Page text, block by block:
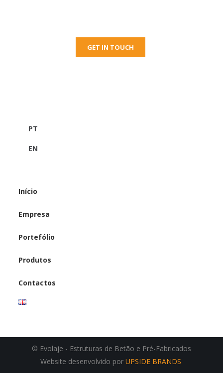
GET IN TOUCH
PT
EN
Início
Empresa
Portefólio
Produtos
Contactos
© Evolaje - Estruturas de Betão e Pré-Fabricados
Website desenvolvido por UPSIDE BRANDS